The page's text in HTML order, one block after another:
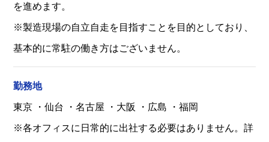
を進めます。
※製造現場の自立自走を目指すことを目的としており、
基本的に常駐の働き方はございません。
勤務地
東京 ・仙台 ・名古屋 ・大阪 ・広島 ・福岡
※各オフィスに日常的に出社する必要はありません。詳